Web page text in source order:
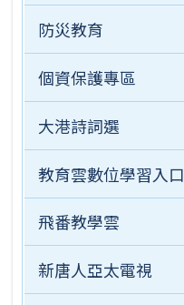
防災教育
個資保護專區
大港詩詞選
教育雲數位學習入口
飛番教學雲
新唐人亞太電視